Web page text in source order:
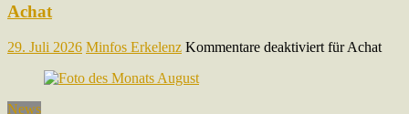
Achat
29. Juli 2026 Minfos Erkelenz Kommentare deaktiviert für Achat
News